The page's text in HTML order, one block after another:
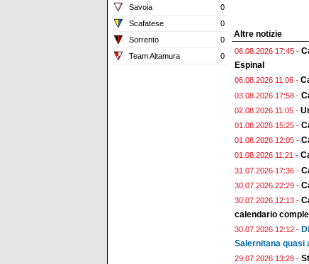
Savoia
0
Scafatese
0
Sorrento
0
Team Altamura
0
Altre notizie
06.08.2026 17:45 -
Espinal
06.08.2026 11:06 -
03.08.2026 17:58 -
02.08.2026 11:05 -
01.08.2026 15:25 -
01.08.2026 12:05 -
01.08.2026 11:21 -
31.07.2026 17:36 -
30.07.2026 22:29 -
30.07.2026 12:13 -
calendario
30.07.2026 12:12 -
Salernitana quasi
29.07.2026 13:28 -